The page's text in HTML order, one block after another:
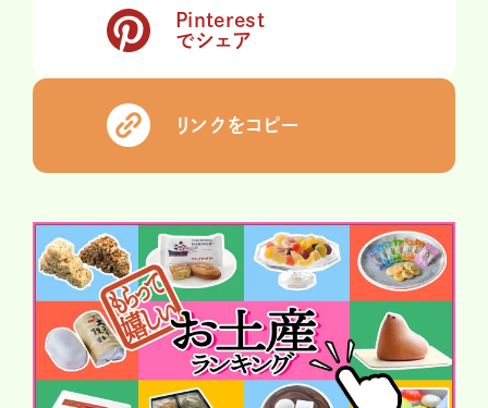
Pinterest
でシェア
リンクをコピー